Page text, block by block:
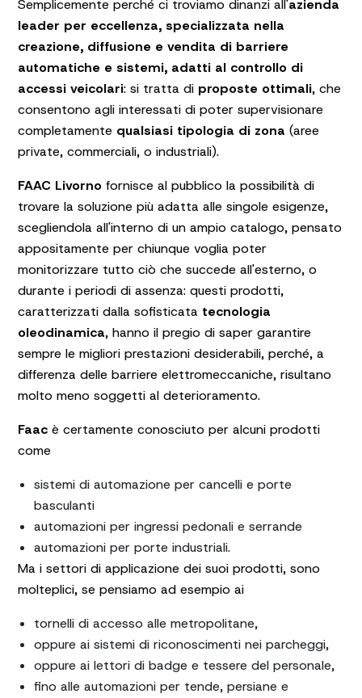
Semplicemente perché ci troviamo dinanzi all'azienda
leader per eccellenza, specializzata nella
creazione, diffusione e vendita di barriere
automatiche e sistemi, adatti al controllo di
accessi veicolari: si tratta di proposte ottimali, che
consentono agli interessati di poter supervisionare
completamente qualsiasi tipologia di zona (aree
private, commerciali, o industriali).
FAAC Livorno fornisce al pubblico la possibilità di
trovare la soluzione più adatta alle singole esigenze,
scegliendola all'interno di un ampio catalogo, pensato
appositamente per chiunque voglia poter
monitorizzare tutto ciò che succede all'esterno, o
durante i periodi di assenza: questi prodotti,
caratterizzati dalla sofisticata tecnologia
oleodinamica, hanno il pregio di saper garantire
sempre le migliori prestazioni desiderabili, perché, a
differenza delle barriere elettromeccaniche, risultano
molto meno soggetti al deterioramento.
Faac è certamente conosciuto per alcuni prodotti
come
sistemi di automazione per cancelli e porte
basculanti
automazioni per ingressi pedonali e serrande
automazioni per porte industriali.
Ma i settori di applicazione dei suoi prodotti, sono
molteplici, se pensiamo ad esempio ai
tornelli di accesso alle metropolitane,
oppure ai sistemi di riconoscimenti nei parcheggi,
oppure ai lettori di badge e tessere del personale,
fino alle automazioni per tende, persiane e